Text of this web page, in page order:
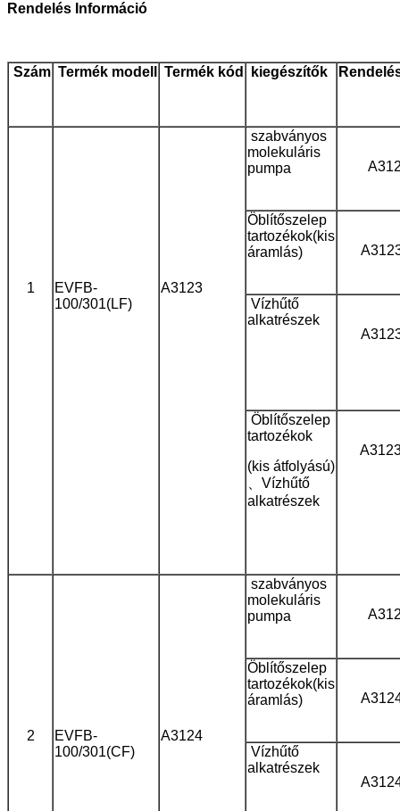
Rendelés Információ
Szám Termék modell Termék kód kiegészítők
1
EVFB-
100/301(LF)
A3123
szabványos
molekuláris
pumpa
Öblítőszelep
tartozékok(kis
áramlás)
Vízhűtő
alkatrészek
Öblítőszelep
tartozékok
(kis átfolyású)
、Vízhűtő
alkatrészek
2
EVFB-
100/301(CF)
A3124
szabványos
molekuláris
pumpa
Öblítőszelep
tartozékok(kis
áramlás)
Vízhűtő
alkatrészek